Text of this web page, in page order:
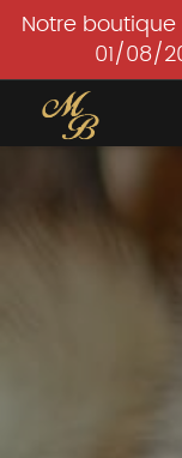
Notre
01/08/